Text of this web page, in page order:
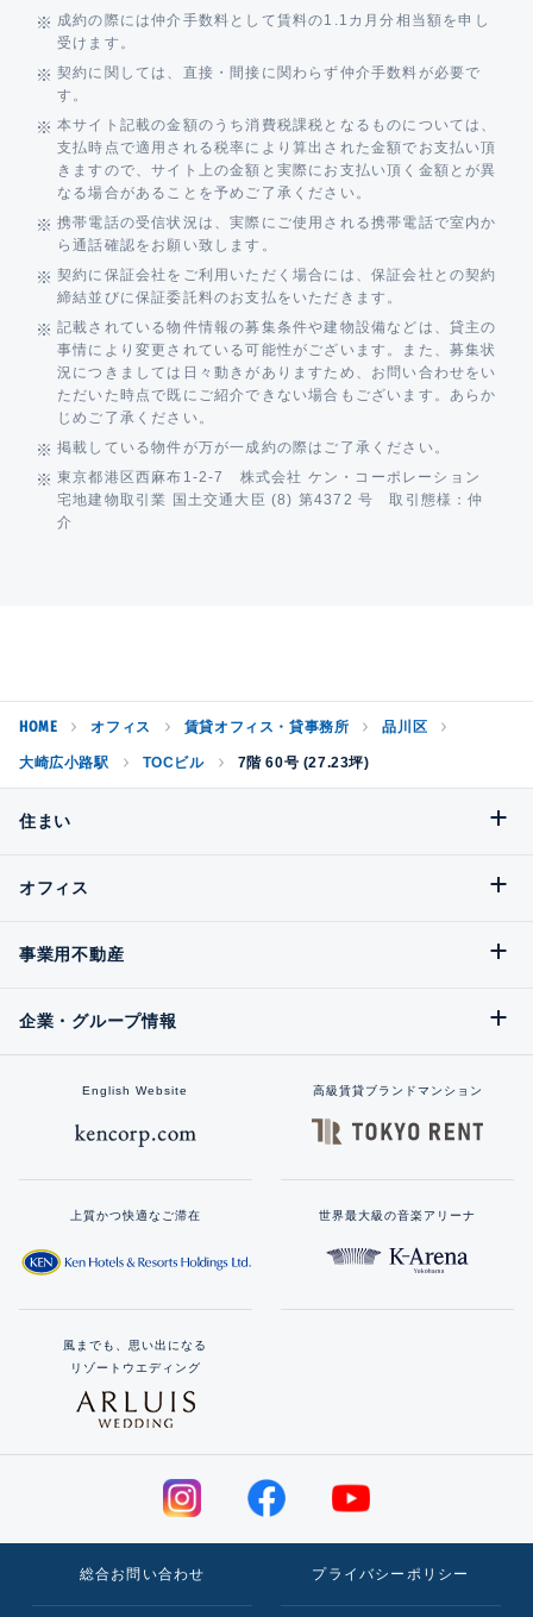
成約の際には仲介手数料として賃料の1.1カ月分相当額を申し
受けます。
契約に関しては、直接・間接に関わらず仲介手数料が必要で
す。
本サイト記載の金額のうち消費税課税となるものについては、
支払時点で適用される税率により算出された金額でお支払い頂
きますので、サイト上の金額と実際にお支払い頂く金額とが異
なる場合があることを予めご了承ください。
携帯電話の受信状況は、実際にご使用される携帯電話で室内か
ら通話確認をお願い致します。
契約に保証会社をご利用いただく場合には、保証会社との契約
締結並びに保証委託料のお支払をいただきます。
記載されている物件情報の募集条件や建物設備などは、貸主の
事情により変更されている可能性がございます。また、募集状
況につきましては日々動きがありますため、お問い合わせをい
ただいた時点で既にご紹介できない場合もございます。あらか
じめご了承ください。
掲載している物件が万が一成約の際はご了承ください。
東京都港区西麻布1-2-7 株式会社 ケン・コーポレーション
宅地建物取引業 国土交通大臣 (8) 第4372 号 取引態様：仲
介
HOME オフィス 賃貸オフィス・貸事務所 品川区
大崎広小路駅 TOCビル 7階 60号 (27.23坪)
住まい
オフィス
事業用不動産
企業・グループ情報
English Website 高級賃貸ブランドマンション
上質かつ快適なご滞在 世界最大級の音楽アリーナ
風までも、思い出になる
リゾートウエディング
総合お問い合わせ プライバシーポリシー